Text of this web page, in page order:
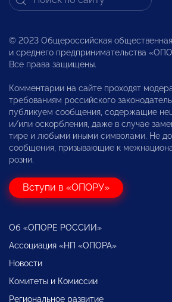
© 2023 Общероссийская общественная
и среднего предпринимательства
Все права защищены.
Комментарии на сайте проходят
требованиям российского
публикуем сообщения, содержащие
и/или оскорбления, даже в случае
тире и любыми иными символами. Не
сообщения, призывающие к
розни.
Вступи в «ОПОРУ»
Об «ОПОРЕ РОССИИ»
Ассоциация «НП «ОПОРА»
Новости
Комитеты и Комиссии
Региональное развитие